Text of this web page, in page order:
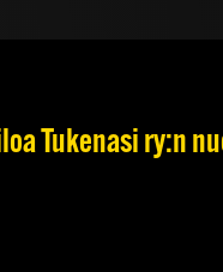
Tukenasi ry:n